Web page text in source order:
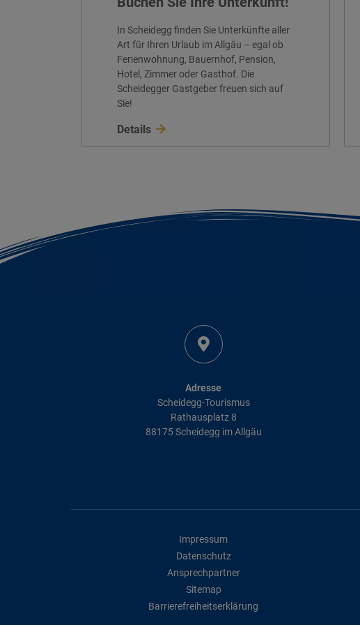
In Scheidegg finden Sie Unterkünfte aller
Art für Ihren Urlaub im Allgäu – egal ob
Ferienwohnung, Bauernhof, Pension,
Hotel, Zimmer oder Gasthof. Die
Scheidegger Gastgeber freuen sich auf
Sie!
Details
Adresse
Scheidegg-Tourismus
Rathausplatz 8
88175 Scheidegg im Allgäu
Impressum
Datenschutz
Ansprechpartner
Sitemap
Barrierefreiheitserklärung